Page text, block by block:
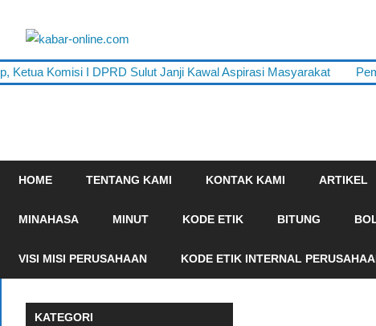
online.com
terpercaya
dalam
Komisi I DPRD Sulut Janji Kawal Aspirasi Masyarakat
HOME TENTANG KAMI KONTAK KAMI ARTIKEL
MINAHASA MINUT KODE ETIK BITUNG
VISI MISI PERUSAHAAN KODE ETIK INTERNAL
KATEGORI